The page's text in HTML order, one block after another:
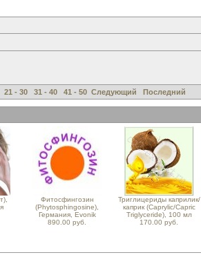
21 - 30 31 - 40 41 - 50 Следующий Последний
Фитосфингозин
(Phytosphingosine),
Германия, Evonik
890.00 руб.
Триглицериды каприлик/
каприк (Caprylic/Capric
Triglyceride), 100 мл
170.00 руб.